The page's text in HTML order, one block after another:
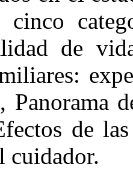
de
Panorama
de
cuidador.